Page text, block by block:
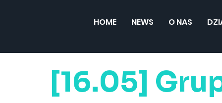
HOME NEWS O NAS
[16.05]